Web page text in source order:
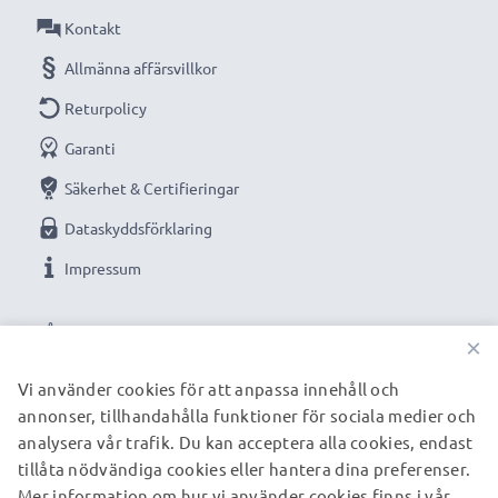
Anslutning 1: Micro USB
Strömstyrka / Output ampere: 1A / 1000mA
Kabellängd: 1.1m
★ 3 års garanti ★
Vi grundades år 2004 och är en internationell
VÅRA BETALNINGSALTERNATIV
Kontakt
Allmänna affärsvillkor
Returpolicy
Garanti
Säkerhet & Certifieringar
Dataskyddsförklaring
Impressum
VÅRA FRAKTPARTNERS
×
Vi använder cookies för att anpassa innehåll och
annonser, tillhandahålla funktioner för sociala medier och
analysera vår trafik. Du kan acceptera alla cookies, endast
tillåta nödvändiga cookies eller hantera dina preferenser.